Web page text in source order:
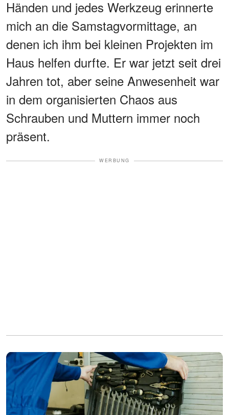
Händen und jedes Werkzeug erinnerte
mich an die Samstagvormittage, an
denen ich ihm bei kleinen Projekten im
Haus helfen durfte. Er war jetzt seit drei
Jahren tot, aber seine Anwesenheit war
in dem organisierten Chaos aus
Schrauben und Muttern immer noch
präsent.
WERBUNG